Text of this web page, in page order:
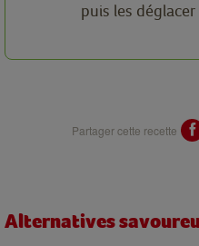
puis les
Partager cette recette
Alternatives